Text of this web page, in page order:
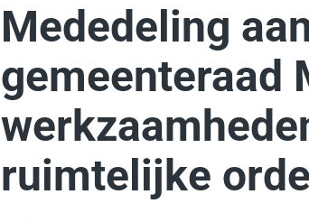
Mededeling
gemeenteraad
ruimtelijke